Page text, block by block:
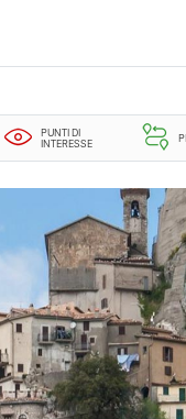
PUNTI DI
INTERESSE